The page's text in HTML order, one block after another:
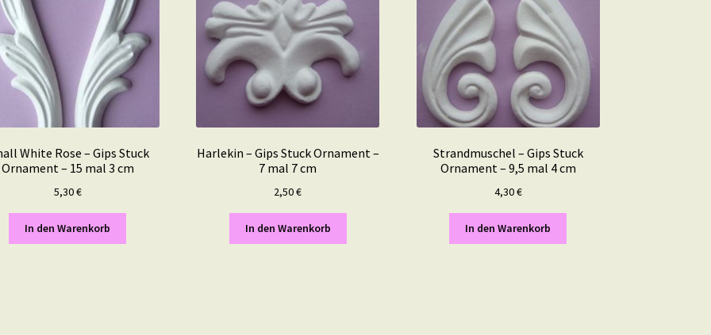
White Rose – Gips Stuck
Ornament – 15 mal 3 cm
5,30€
In den Warenkorb
Harlekin – Gips Stuck Ornament –
7 mal 7 cm
2,50€
In den Warenkorb
Strandmuschel – Gips Stuck
Ornament – 9,5 mal 4 cm
4,30€
In den Warenkorb